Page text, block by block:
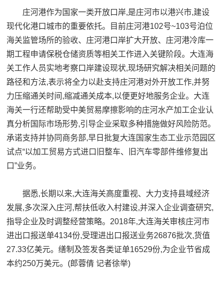
庄河港作为国家一类开放口岸,是庄河市以港兴市,建设
现代化港口城市的重要依托。目前庄河港102号~103号泊位
海关监管场所的验收、庄河港口岸扩大开放、庄河港冷库一
期工程申请保税仓储资质等相关工作进入关键阶段。大连海
关工作人员实地考察口岸建设现状,现场研究解决相关问题的
路径和方法,表示将全力以赴支持庄河港对外开放工作,并努
力压缩通关时间,缩减通关成本,以便更好地服务企业。大连
海关一行还帮助受中美贸易摩擦影响的庄河水产加工企业认
真分析国际市场形势,引导企业采取多种措施做好风险防范。
承诺支持并协同商务部,早日批复大连国家生态工业示范园区
试点“以加工贸易方式进口旧整车、旧汽车零部件维修复出
口”业务。
据悉,长期以来,大连海关高度重视、大力支持县域经济
发展,多次深入庄河,帮扶低收入村建设,并深入企业调查研究,
指导企业及时调整经营策略。2018年,大连海关审核庄河市
进出口报送单4134份,受理进出口报送业务26876批次,货值
27.33亿美元。缮制及签发各类证单16529份,为企业节省成
本约250万美元。 (郎蓉倩 记者徐举)